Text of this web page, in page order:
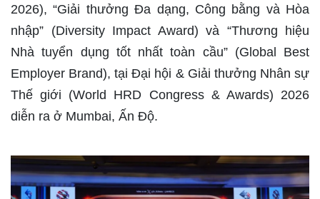
2026), “Giải thưởng Đa dạng, Công bằng và Hòa
nhập” (Diversity Impact Award) và “Thương hiệu
Nhà tuyển dụng tốt nhất toàn cầu” (Global Best
Employer Brand), tại Đại hội & Giải thưởng Nhân sự
Thế giới (World HRD Congress & Awards) 2026
diễn ra ở Mumbai, Ấn Độ.